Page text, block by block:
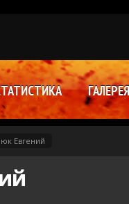
Евгений
ГАЛЕРЕЯ